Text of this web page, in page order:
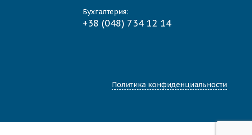
Бухгалтерия:
+38 (048) 734 12 14
Политика конфиденциальности